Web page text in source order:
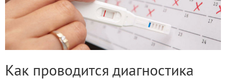
Как проводится диагностика